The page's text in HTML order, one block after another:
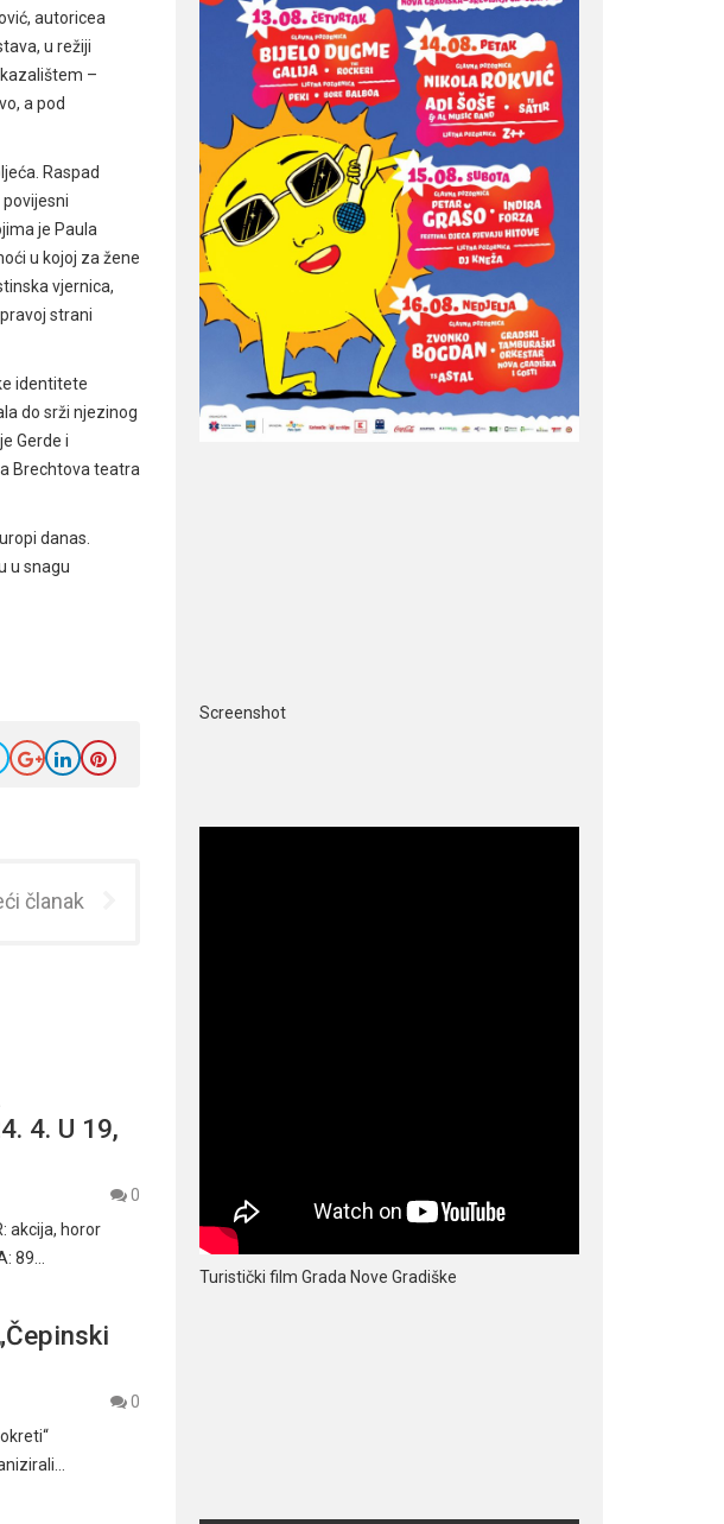
autoricea
u režiji
–
a pod
Raspad
je Paula
u kojoj za žene
vjernica,
strani
identitete
do srži njezinog
Gerde i
Brechtova teatra
danas.
u snagu
članak
4. U 19,
0
akcija, horor
89…
0
Screenshot
Turistički film Grada Nove Gradiške